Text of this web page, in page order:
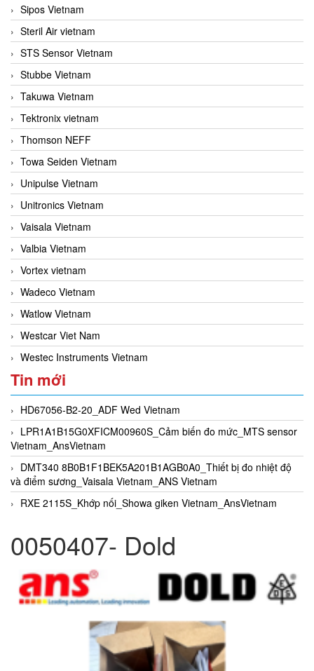
Sipos Vietnam
Steril Air vietnam
STS Sensor Vietnam
Stubbe Vietnam
Takuwa Vietnam
Tektronix vietnam
Thomson NEFF
Towa Seiden Vietnam
Unipulse Vietnam
Unitronics Vietnam
Vaisala Vietnam
Valbia Vietnam
Vortex vietnam
Wadeco Vietnam
Watlow Vietnam
Westcar Viet Nam
Westec Instruments Vietnam
Tin mới
HD67056-B2-20_ADF Wed Vietnam
LPR1A1B15G0XFICM00960S_Cảm biến đo mức_MTS sensor
Vietnam_AnsVietnam
DMT340 8B0B1F1BEK5A201B1AGB0A0_Thiết bị đo nhiệt độ
và điểm sương_Vaisala Vietnam_ANS Vietnam
RXE 2115S_Khớp nối_Showa giken Vietnam_AnsVietnam
0050407- Dold